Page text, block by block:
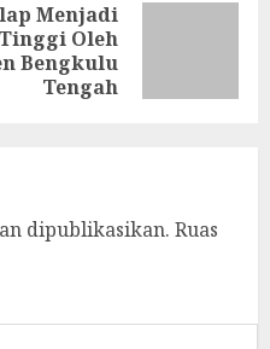
Menjadi
Oleh
Bengkulu
Tengah
dipublikasikan. Ruas